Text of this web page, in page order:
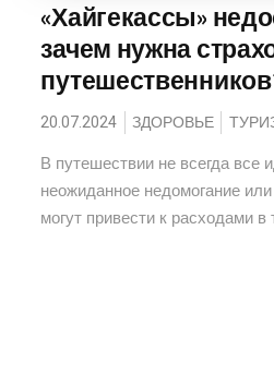
«Хайгекассы»
зачем нужна
20.07.2024 ЗДОРОВЬЕ
В путешествии не всегда все
неожиданное недомогание
могут привести к расходами в